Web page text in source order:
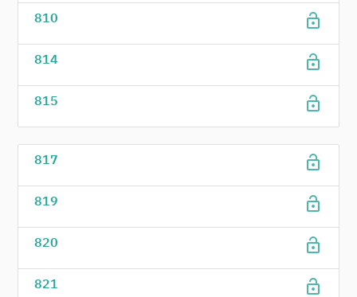
810 lock_open
814 lock_open
815 lock_open
817 lock_open
819 lock_open
820 lock_open
821 lock_open